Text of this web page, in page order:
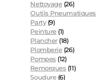
Nettoyage (26)
Outils Pneumatiques
Party (9)
Peinture (1)
Plancher (18)
Plomberie (26)
Pompes (12)
Remorques (11)
Soudure (6)